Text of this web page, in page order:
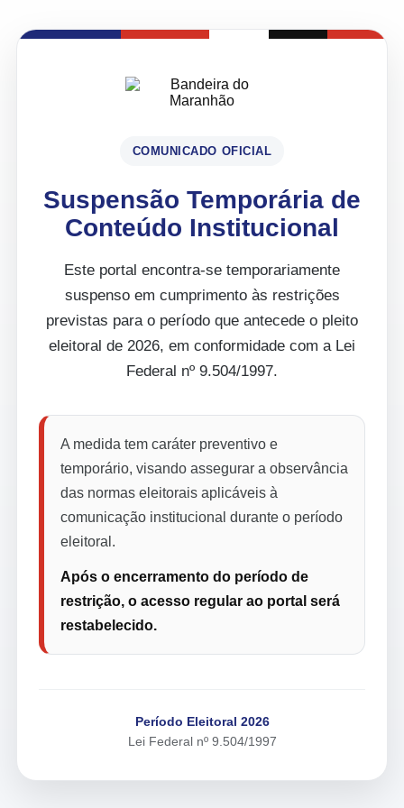
COMUNICADO OFICIAL
Suspensão Temporária de
Conteúdo Institucional
Este portal encontra-se temporariamente
suspenso em cumprimento às restrições
previstas para o período que antecede o pleito
eleitoral de 2026, em conformidade com a Lei
Federal nº 9.504/1997.
A medida tem caráter preventivo e
temporário, visando assegurar a observância
das normas eleitorais aplicáveis à
comunicação institucional durante o período
eleitoral.
Após o encerramento do período de
restrição, o acesso regular ao portal será
restabelecido.
Período Eleitoral 2026
Lei Federal nº 9.504/1997